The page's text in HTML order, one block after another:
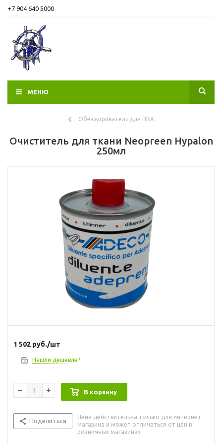
+7 904 640 5000
МЕНЮ
Обезжириватель для ПВХ
Очиститель для ткани Neopreen Hypalon
250мл
1 502 руб./шт
Нашли дешевле?
В корзину
Поделиться
Цена действительна только для интернет-
магазина и может отличаться от цен в
розничных магазинах